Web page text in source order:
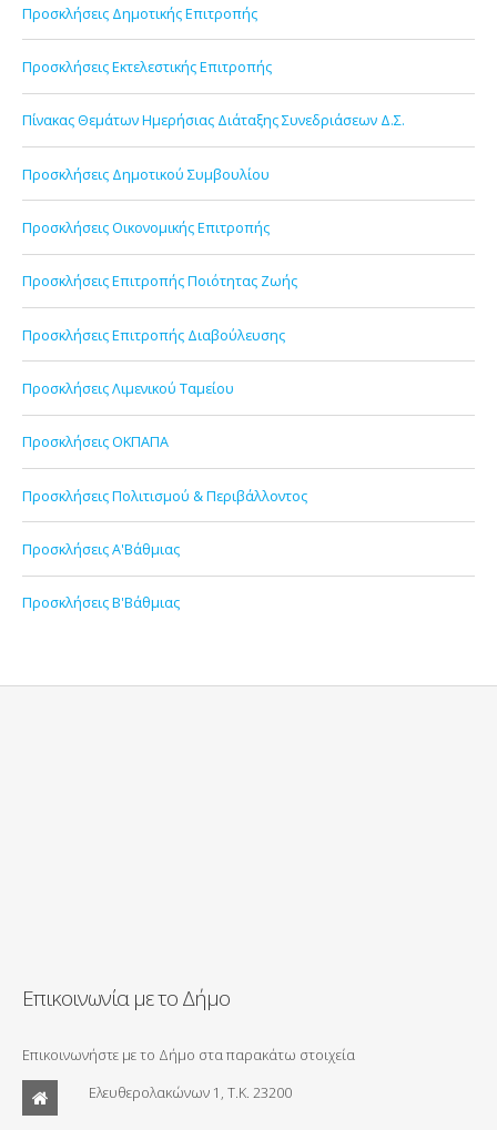
Προσκλήσεις Δημοτικής Επιτροπής
Προσκλήσεις Εκτελεστικής Επιτροπής
Πίνακας Θεμάτων Ημερήσιας Διάταξης Συνεδριάσεων Δ.Σ.
Προσκλήσεις Δημοτικού Συμβουλίου
Προσκλήσεις Οικονομικής Επιτροπής
Προσκλήσεις Επιτροπής Ποιότητας Ζωής
Προσκλήσεις Επιτροπής Διαβούλευσης
Προσκλήσεις Λιμενικού Ταμείου
Προσκλήσεις ΟΚΠΑΠΑ
Προσκλήσεις Πολιτισμού & Περιβάλλοντος
Προσκλήσεις Α'Βάθμιας
Προσκλήσεις Β'Βάθμιας
Επικοινωνία με το Δήμο
Επικοινωνήστε με το Δήμο στα παρακάτω στοιχεία
Ελευθερολακώνων 1, Τ.Κ. 23200